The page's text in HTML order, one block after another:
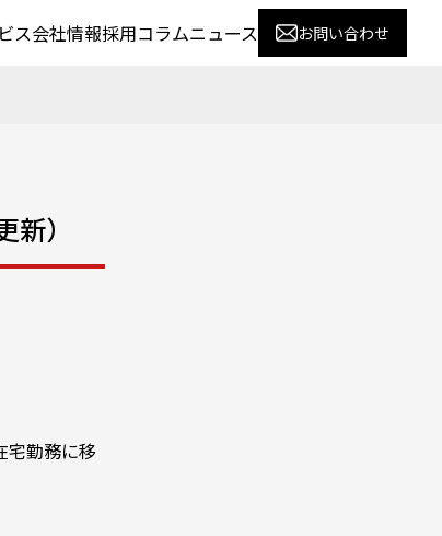
ス会社情報採用コラムニュース お問い合わせ
）
宅勤務に移